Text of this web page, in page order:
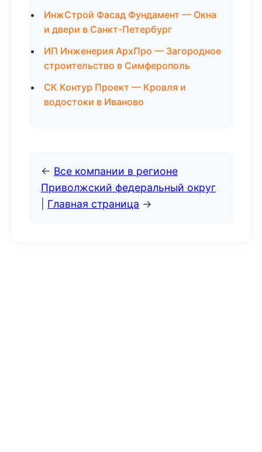
ИнжСтрой Фасад Фундамент — Окна
и двери в Санкт-Петербург
ИП Инженерия АрхПро — Загородное
строительство в Симферополь
СК Контур Проект — Кровля и
водостоки в Иваново
← Все компании в регионе
Приволжский федеральный округ
Главная страница →